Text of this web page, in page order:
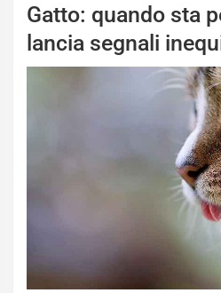
Gatto: quando sta
lancia segnali